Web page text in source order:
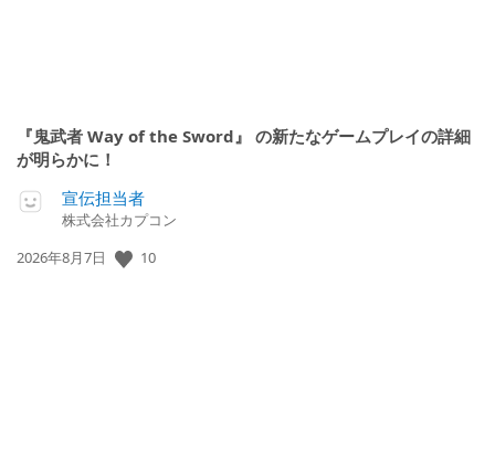
『鬼武者 Way of the Sword』 の新たなゲームプレイの詳細
が明らかに！
宣伝担当者
株式会社カプコン
公
2026年8月7日 10